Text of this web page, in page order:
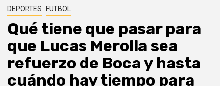
DEPORTES FUTBOL
Qué tiene que pasar para
que Lucas Merolla sea
refuerzo de Boca y hasta
cuándo hay tiempo para